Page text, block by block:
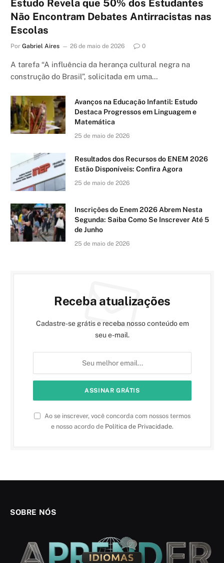
Estudo Revela que 50% dos Estudantes
Não Encontram Debates Antirracistas nas
Escolas
Por Gabriel Aires 26 de maio de 2026 0
A tarefa “A influência da herança cultural negra na
construção do Brasil”, solicitada em uma…
Avanços na Educação Infantil: Estudo
Destaca Progressos em Linguagem e
Matemática
25 de maio de 2026
Resultados dos Recursos do ENEM 2026
Estão Disponíveis: Confira Agora
25 de maio de 2026
Inscrições do Enem 2026 Abrem Nesta
Segunda: Saiba Como Se Inscrever Até 5
de Junho
25 de maio de 2026
Receba atualizações
Cadastre-se grátis e receba nosso conteúdo em
seu e-mail.
Ao se inscrever, você concorda com nossos termos
e nosso acordo de Política de Privacidade.
SOBRE NÓS